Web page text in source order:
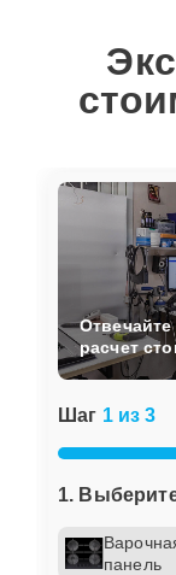
Шаг 1 из 3
1.
панель
расчет